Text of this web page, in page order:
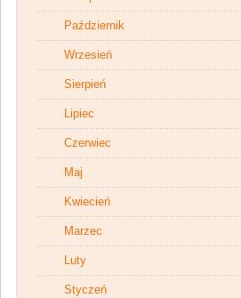
Październik
Wrzesień
Sierpień
Lipiec
Czerwiec
Maj
Kwiecień
Marzec
Luty
Styczeń